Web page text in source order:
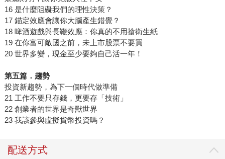
16 是什麼阻礙我們的理性決策？
17 錨定效應會讓你大腦產生錯覺？
18 啤酒遊戲與長鞭效應：你真的不用搶衛生紙
19 在你富可敵國之前，未上市股票不要買
20 世界多變，現金至少要夠自己活一年！
第五篇．趨勢
投資新趨勢，為下一個時代做準備
21 工作不要只存錢，更要存「技術」
22 創業者的世界是奇獸世界
23 我該參與虛擬貨幣投資嗎？
配送方式